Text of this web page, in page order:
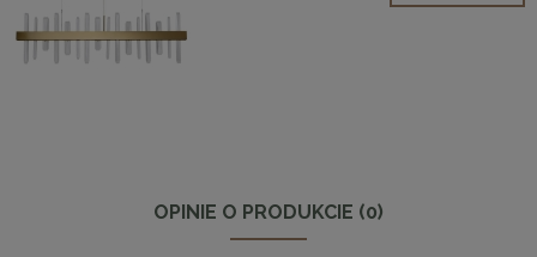
OPINIE O PRODUKCIE (0)